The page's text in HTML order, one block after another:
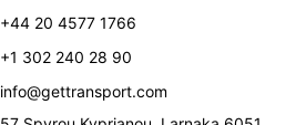
+44 20 4577 1766
+1 302 240 28 90
info@gettransport.com